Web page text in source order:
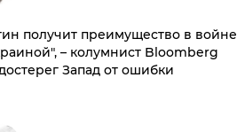
получит преимущество в войне
– колумнист Bloomberg
Запад от ошибки